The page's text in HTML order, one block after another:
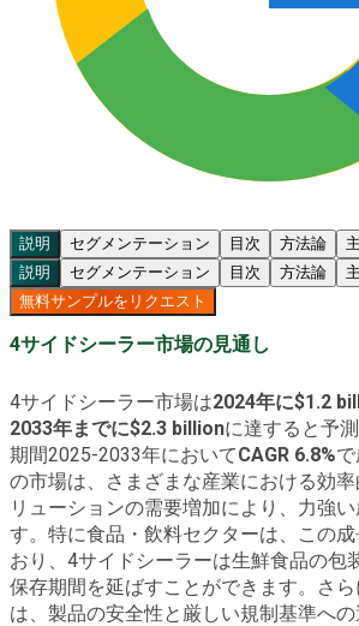
説明 セグメンテーション 目次 方法論
説明
セグメンテーション 目次 方法論
無料サンプルをリクエスト
4サイドシーラー市場の見通し
4サイドシーラー市場は2024年に$1.2
2033年までに$2.3 billionに達すると予
期間2025-2033年においてCAGR 6.8%
の市場は、さまざまな産業における効
リューションの需要増加により、力強
す。特に食品・飲料セクターは、この
おり、4サイドシーラーは生鮮食品の包
保存期間を延ばすことができます。さ
は、製品の安全性と厳しい規制基準へ